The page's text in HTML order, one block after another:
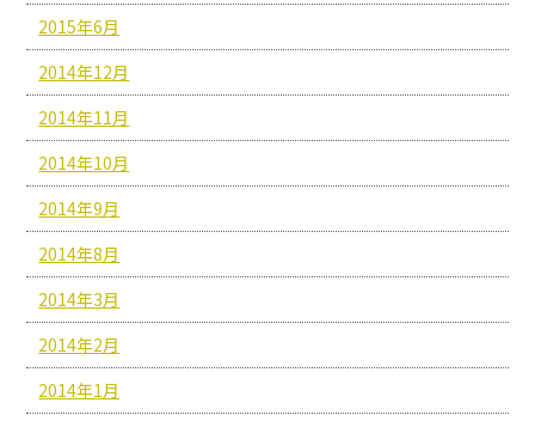
2015年6月
2014年12月
2014年11月
2014年10月
2014年9月
2014年8月
2014年3月
2014年2月
2014年1月